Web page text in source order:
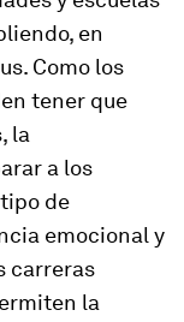
en
Como los
tener que
la
a los
de
emocional y
carreras
la